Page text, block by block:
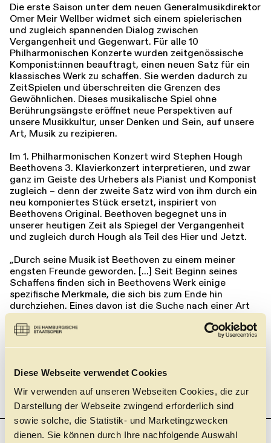
Diese Webseite verwendet Cookies
Wir verwenden auf unseren Webseiten Cookies, die zur
Darstellung der Webseite zwingend erforderlich sind
sowie solche, die Statistik- und Marketingzwecken
dienen. Sie können durch Ihre nachfolgende Auswahl
Die erste Saison unter dem neuen Generalmusikdirektor
Omer Meir Wellber widmet sich einem spielerischen
und zugleich spannenden Dialog zwischen
Vergangenheit und Gegenwart. Für alle 10
Philharmonischen Konzerte wurden zeitgenössische
Komponist:innen beauftragt, einen neuen Satz für ein
klassisches Werk zu schaffen. Sie werden dadurch zu
ZeitSpielen und überschreiten die Grenzen des
Gewöhnlichen. Dieses musikalische Spiel ohne
Berührungsängste eröffnet neue Perspektiven auf
unsere Musikkultur, unser Denken und Sein, auf unsere
Art, Musik zu rezipieren.
Im 1. Philharmonischen Konzert wird Stephen Hough
Beethovens 3. Klavierkonzert interpretieren, und zwar
ganz im Geiste des Urhebers als Pianist und Komponist
zugleich – denn der zweite Satz wird von ihm durch ein
neu komponiertes Stück ersetzt, inspiriert von
Beethovens Original. Beethoven begegnet uns in
unserer heutigen Zeit als Spiegel der Vergangenheit
und zugleich durch Hough als Teil des Hier und Jetzt.
„Durch seine Musik ist Beethoven zu einem meiner
engsten Freunde geworden. […] Seit Beginn seines
Schaffens finden sich in Beethovens Werk einige
spezifische Merkmale, die sich bis zum Ende hin
durchziehen. Eines davon ist die Suche nach einer Art
Ekstase, einem Ziel jenseits der Noten. Ich möchte
etwas von dieser Ekstase in meiner Komposition zum
Klingen bringen.“ STEPHEN HOUGH